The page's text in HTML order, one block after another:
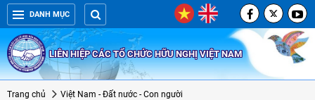
DANH MỤC
LIÊN HIỆP CÁC TỔ CHỨC HỮU NGHỊ VIỆT NAM
Trang chủ Việt Nam - Đất nước - Con người